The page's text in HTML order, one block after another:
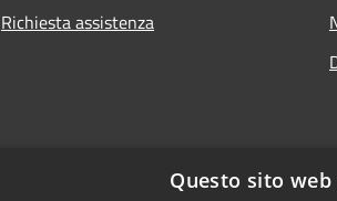
Richiesta assistenza
Questo sito